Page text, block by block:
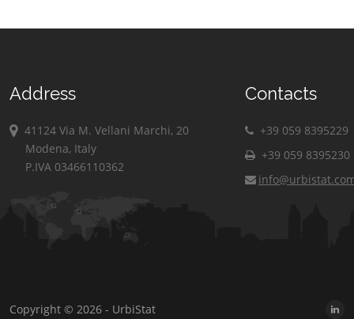
Address
41124 Via M. Vellani Marchi, 20
Modena, Italy
P.IVA 03466110362
Contacts
+39 059 8395229
+39 059 8395230
Copyright © 2026 - UrbiStat